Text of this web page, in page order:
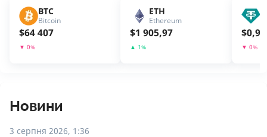
BTC
Bitcoin
$64 407
▼ 0%
ETH
Ethereum
$1 905,97
▲ 1%
$
▼ 0%
Новини
3 серпня 2026, 1:36